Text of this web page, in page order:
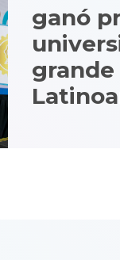
ganó
grande